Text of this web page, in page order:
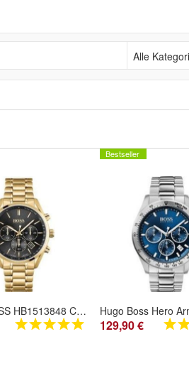
Alle Kategorien
HUGO BOSS HB1513848 Chronograph Quarz Uhr für Herren
Bestseller
129,90 €